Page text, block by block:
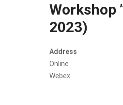
Workshop
2023)
Address
Online
Webex